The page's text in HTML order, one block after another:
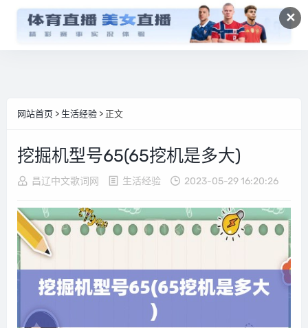
✕
网站首页 > 生活经验 > 正文
挖掘机型号65(65挖机是多大)
昌辽中文歌词网 生活经验 2023-05-29 16:20:26